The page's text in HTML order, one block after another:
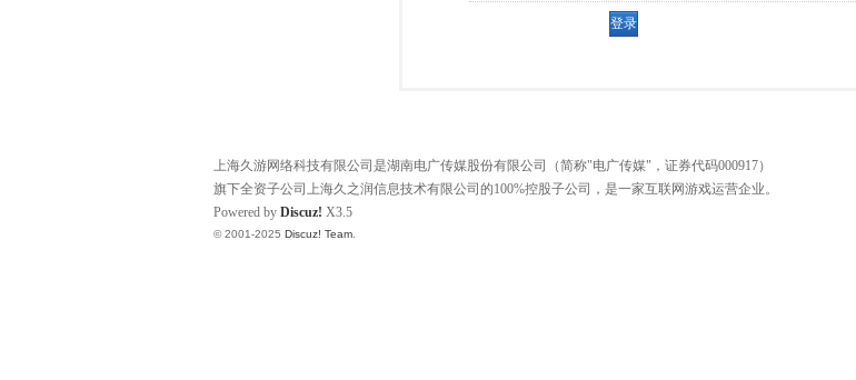
上海久游网络科技有限公司是湖南电广传媒股份有限公司（简称"电广传媒"，证券代码000917）
旗下全资子公司上海久之润信息技术有限公司的100%控股子公司，是一家互联网游戏运营企业。
Powered by Discuz! X3.5
© 2001-2025 Discuz! Team